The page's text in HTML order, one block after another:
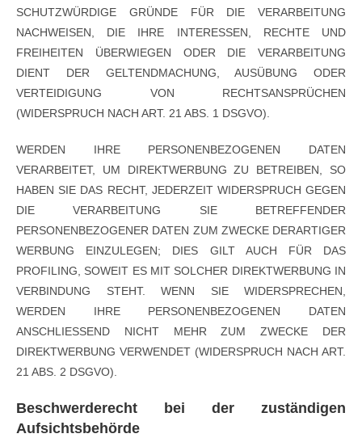
SCHUTZWÜRDIGE GRÜNDE FÜR DIE VERARBEITUNG
NACHWEISEN, DIE IHRE INTERESSEN, RECHTE UND
FREIHEITEN ÜBERWIEGEN ODER DIE VERARBEITUNG
DIENT DER GELTENDMACHUNG, AUSÜBUNG ODER
VERTEIDIGUNG VON RECHTSANSPRÜCHEN
(WIDERSPRUCH NACH ART. 21 ABS. 1 DSGVO).
WERDEN IHRE PERSONENBEZOGENEN DATEN
VERARBEITET, UM DIREKTWERBUNG ZU BETREIBEN, SO
HABEN SIE DAS RECHT, JEDERZEIT WIDERSPRUCH GEGEN
DIE VERARBEITUNG SIE BETREFFENDER
PERSONENBEZOGENER DATEN ZUM ZWECKE DERARTIGER
WERBUNG EINZULEGEN; DIES GILT AUCH FÜR DAS
PROFILING, SOWEIT ES MIT SOLCHER DIREKTWERBUNG IN
VERBINDUNG STEHT. WENN SIE WIDERSPRECHEN,
WERDEN IHRE PERSONENBEZOGENEN DATEN
ANSCHLIESSEND NICHT MEHR ZUM ZWECKE DER
DIREKTWERBUNG VERWENDET (WIDERSPRUCH NACH ART.
21 ABS. 2 DSGVO).
Beschwerderecht bei der zuständigen
Aufsichtsbehörde